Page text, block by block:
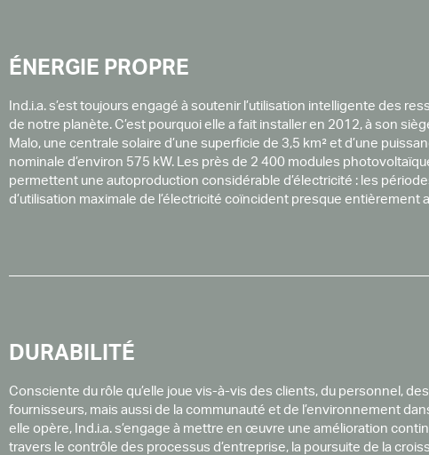
ÉNERGIE PROPRE
Ind.i.a. s’est toujours engagé à soutenir l’utilisation intelligente des
de notre planète. C’est pourquoi elle a fait installer en 2012, à son
Malo, une centrale solaire d’une superficie de 3,5 km² et d’une
nominale d’environ 575 kW. Les près de 2 400 modules
permettent une autoproduction considérable d’électricité : les
d’utilisation maximale de l’électricité coïncident presque entièrement
DURABILITÉ
Consciente du rôle qu’elle joue vis-à-vis des clients, du personnel, des
fournisseurs, mais aussi de la communauté et de l’environnement
elle opère, Ind.i.a. s’engage à mettre en œuvre une amélioration
travers le contrôle des processus d’entreprise, la poursuite de la